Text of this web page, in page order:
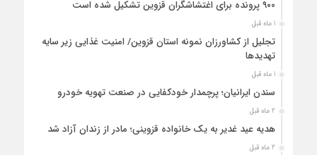
۹۰۰ پرونده برای اغتشاشگران قزوین تشکیل شده است
1 ماه قبل
تجلیل از کشاورزان نمونه استان قزوین/ امنیت غذایی زیر سایه
تهدیدها
1 ماه قبل
سندن ایرانیان؛ پرچمدار خودکفایی در صنعت تهویه خودرو
2 ماه قبل
هدیه عید غدیر به یک خانواده قزوینی؛ مادر از زندان آزاد شد
2 ماه قبل